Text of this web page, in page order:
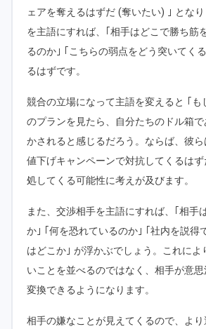
ェアを奪えるはずだ (奪いたい) ｣ とな
を主語にすれば、｢相手はどこで勝ち筋
るのか｣ ｢こちらの弱点をどう突いてく
るはずです。
競合の立場になって主語を変えると ｢も
のプランを見たら、自分たちのドル箱
かされると感じるだろう。ならば、彼
値下げキャンペーンで対抗してくるは
処してくる可能性に考えが及びます。
また、交渉相手を主語にすれば、｢相手
か｣ ｢何を恐れているのか｣ ｢社内を説得
はどこか｣ が浮かぶでしょう。これによ
いことを並べるのではなく、相手が意
変換できるようになります。
相手の嫌なことが見えてくるので、よ